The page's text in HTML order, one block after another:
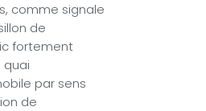
comme signale
de
fortement
quai
par sens
de